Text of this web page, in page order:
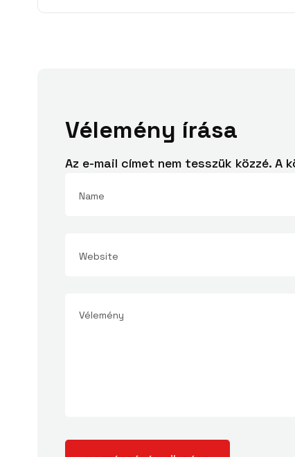
Vélemény írása
Az e-mail címet nem tesszük közzé. A